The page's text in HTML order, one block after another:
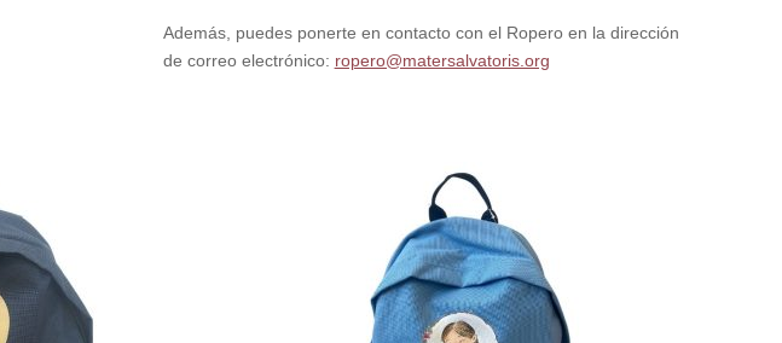
Además, puedes ponerte en contacto con el Ropero en la dirección
de correo electrónico: ropero@matersalvatoris.org